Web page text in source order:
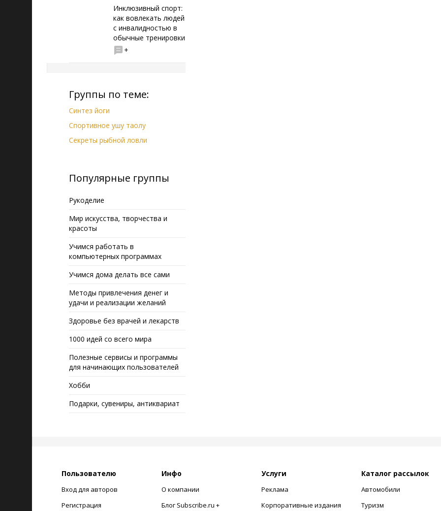
Инклюзивный спорт:
как вовлекать людей
с инвалидностью в
обычные тренировки
+
Группы по теме:
Синтез йоги
Спортивное ушу таолу
Секреты рыбной ловли
Популярные группы
Рукоделие
Мир искусства, творчества и
красоты
Учимся работать в
компьютерных программах
Учимся дома делать все сами
Методы привлечения денег и
удачи и реализации желаний
Здоровье без врачей и лекарств
1000 идей со всего мира
Полезные сервисы и программы
для начинающих пользователей
Хобби
Подарки, сувениры, антиквариат
Пользователю
Вход для авторов
Регистрация
Инфо
О компании
Блог Subscribe.ru +
Услуги
Реклама
Корпоративные издания
Каталог рассылок
Автомобили
Туризм